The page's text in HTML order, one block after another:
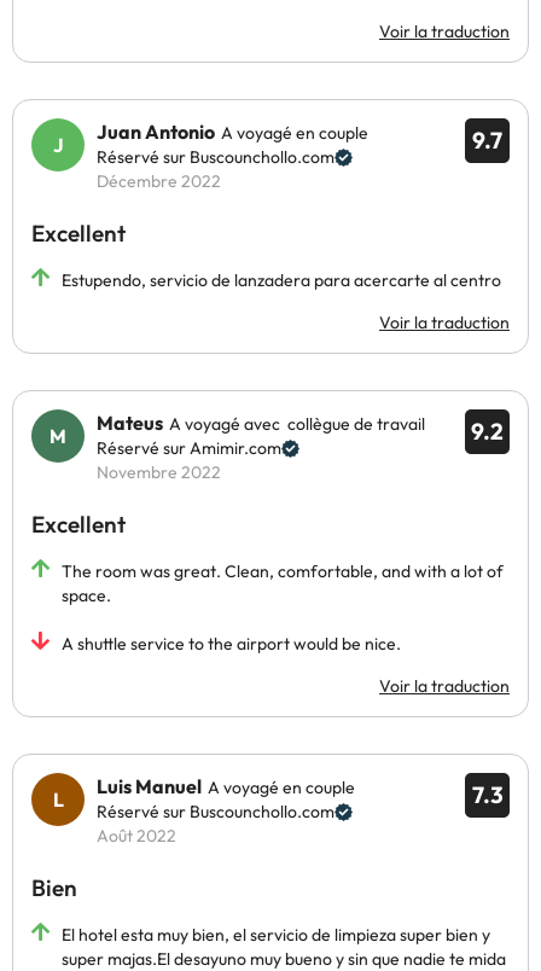
Voir la traduction
9.7
Juan Antonio A voyagé en couple
Réservé sur Buscounchollo.com
Décembre 2022
Excellent
Estupendo, servicio de lanzadera para acercarte al centro
Voir la traduction
9.2
Mateus A voyagé avec collègue de travail
Réservé sur Amimir.com
Novembre 2022
Excellent
The room was great. Clean, comfortable, and with a lot of
space.
A shuttle service to the airport would be nice.
Voir la traduction
7.3
Luis Manuel A voyagé en couple
Réservé sur Buscounchollo.com
Août 2022
Bien
El hotel esta muy bien, el servicio de limpieza super bien y
super majas.El desayuno muy bueno y sin que nadie te mida